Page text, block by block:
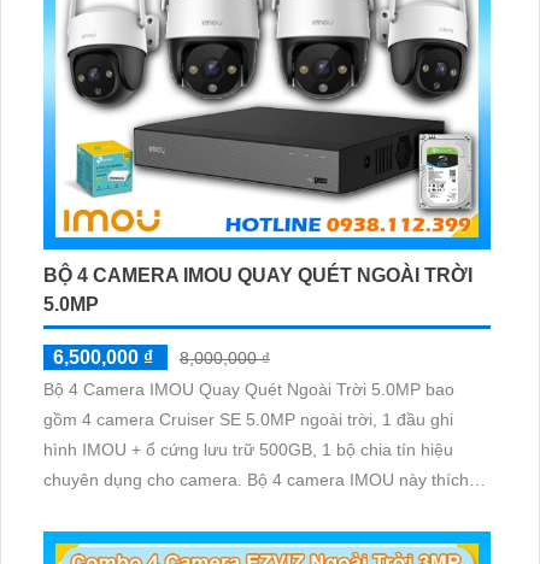
BỘ 4 CAMERA IMOU QUAY QUÉT NGOÀI TRỜI
5.0MP
6,500,000 ₫
8,000,000 ₫
Bộ 4 Camera IMOU Quay Quét Ngoài Trời 5.0MP bao
gồm 4 camera Cruiser SE 5.0MP ngoài trời, 1 đầu ghi
hình IMOU + ổ cứng lưu trữ 500GB, 1 bộ chia tín hiệu
chuyên dụng cho camera. Bộ 4 camera IMOU này thích
cần giám sát ngoài trời